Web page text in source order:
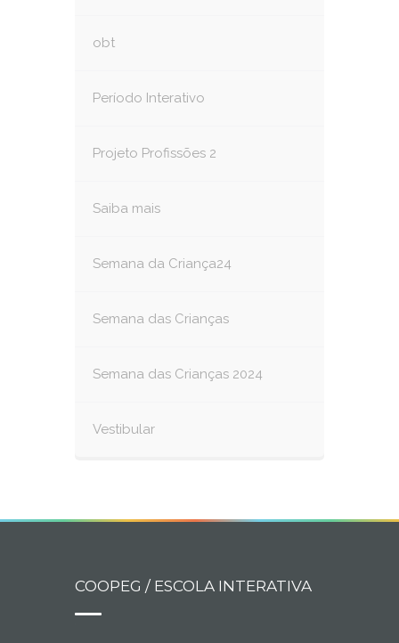
obt
Período Interativo
Projeto Profissões 2
Saiba mais
Semana da Criança24
Semana das Crianças
Semana das Crianças 2024
Vestibular
COOPEG / ESCOLA INTERATIVA